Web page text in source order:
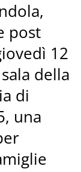
post
12
della
di
una